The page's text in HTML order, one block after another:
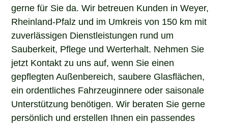
gerne für Sie da. Wir betreuen Kunden in Weyer,
Rheinland-Pfalz und im Umkreis von 150 km mit
zuverlässigen Dienstleistungen rund um
Sauberkeit, Pflege und Werterhalt. Nehmen Sie
jetzt Kontakt zu uns auf, wenn Sie einen
gepflegten Außenbereich, saubere Glasflächen,
ein ordentliches Fahrzeuginnere oder saisonale
Unterstützung benötigen. Wir beraten Sie gerne
persönlich und erstellen Ihnen ein passendes